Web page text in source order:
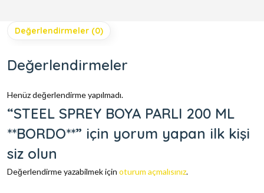
Değerlendirmeler (0)
Değerlendirmeler
Henüz değerlendirme yapılmadı.
“STEEL SPREY BOYA PARLI 200 ML
**BORDO**” için yorum yapan ilk kişi
siz olun
Değerlendirme yazabilmek için oturum açmalısınız.